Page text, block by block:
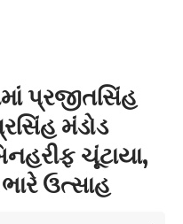
પ્રજીતસિંહ
મંડોડ
ચૂંટાયા,
ઉત્સાહ